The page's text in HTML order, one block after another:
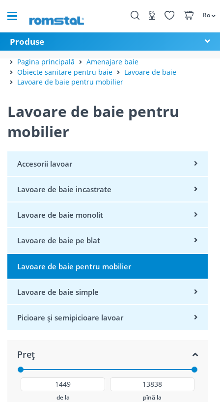
Ro
Produse
Pagina principală
Amenajare baie
Obiecte sanitare pentru baie
Lavoare de baie
Lavoare de baie pentru mobilier
Lavoare de baie pentru
mobilier
Accesorii lavoar
Lavoare de baie incastrate
Lavoare de baie monolit
Lavoare de baie pe blat
Lavoare de baie pentru mobilier
Lavoare de baie simple
Picioare și semipicioare lavoar
Preț
de la pînă la